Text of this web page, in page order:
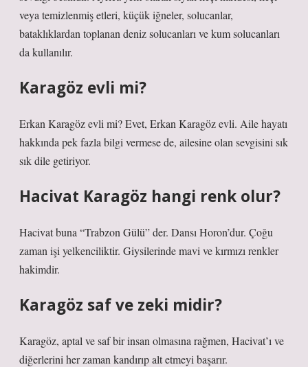
veya temizlenmiş etleri, küçük iğneler, solucanlar,
bataklıklardan toplanan deniz solucanları ve kum solucanları
da kullanılır.
Karagöz evli mi?
Erkan Karagöz evli mi? Evet, Erkan Karagöz evli. Aile hayatı
hakkında pek fazla bilgi vermese de, ailesine olan sevgisini sık
sık dile getiriyor.
Hacivat Karagöz hangi renk olur?
Hacivat buna “Trabzon Gülü” der. Dansı Horon’dur. Çoğu
zaman işi yelkenciliktir. Giysilerinde mavi ve kırmızı renkler
hakimdir.
Karagöz saf ve zeki midir?
Karagöz, aptal ve saf bir insan olmasına rağmen, Hacivat’ı ve
diğerlerini her zaman kandırıp alt etmeyi başarır.